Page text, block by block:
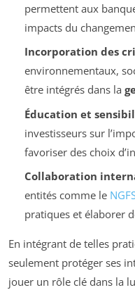
permettent aux
impacts du
Incorporation des
environnementaux,
être intégrés dans la
Éducation et
investisseurs sur
favoriser des choix
Collaboration
entités comme le
pratiques et élaborer
En intégrant de telles
seulement protéger ses
jouer un rôle clé dans la